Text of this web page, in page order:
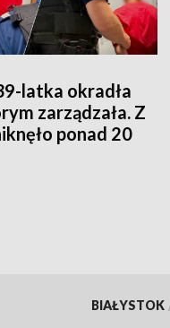
latka okradła
zarządzała. Z
ponad 20
BIAŁYSTOK